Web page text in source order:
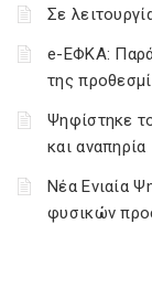
Σε
e-ΕΦΚΑ:
της
Ψηφίστηκε
και αναπηρία
Νέα Ενιαία
φυσικών